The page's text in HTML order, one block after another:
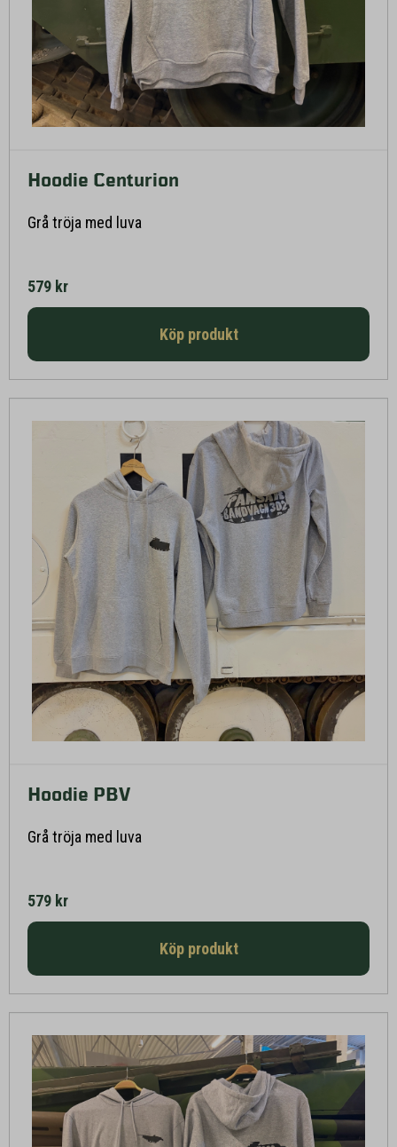
Hoodie Centurion
Grå tröja med luva
579 kr
Köp produkt
Hoodie PBV
Grå tröja med luva
579 kr
Köp produkt